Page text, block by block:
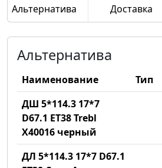
Альтернатива Доставка
Альтернатива
Наименование Тип
ДШ 5*114.3 17*7
D67.1 ET38 Trebl
X40016 черный
ДЛ 5*114.3 17*7 D67.1